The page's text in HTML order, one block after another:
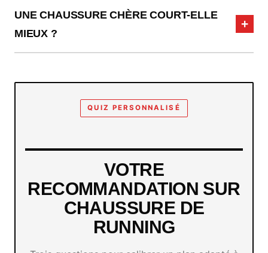
UNE CHAUSSURE CHÈRE COURT-ELLE
MIEUX ?
QUIZ PERSONNALISÉ
VOTRE
RECOMMANDATION SUR
CHAUSSURE DE
RUNNING